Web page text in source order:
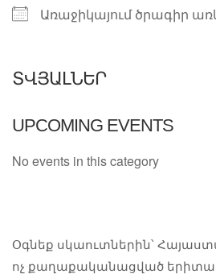
Առաջիկայում ծրագիր
ՏՎՅԱԼՆԵՐ
UPCOMING EVENTS
No events in this category
Օգնեք սկաուտներին՝
ոչ քաղաքականացված